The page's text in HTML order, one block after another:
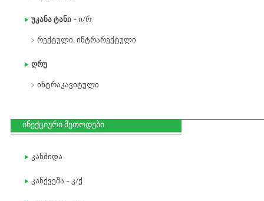
უკანა ტანი – ი/რ
რექტული, ინტრარექტული
ღრუ
ინტრაკავიტული
ინექციური მეთოდები
კანშიდა
კანქვეშა – კ/ქ